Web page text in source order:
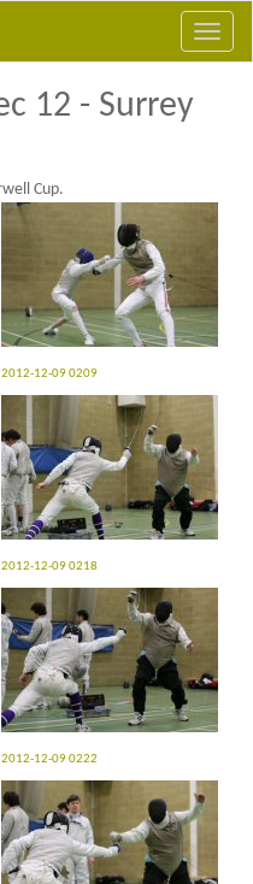
12 - Surrey
Cup.
2012-12-09 0209
2012-12-09 0218
2012-12-09 0222